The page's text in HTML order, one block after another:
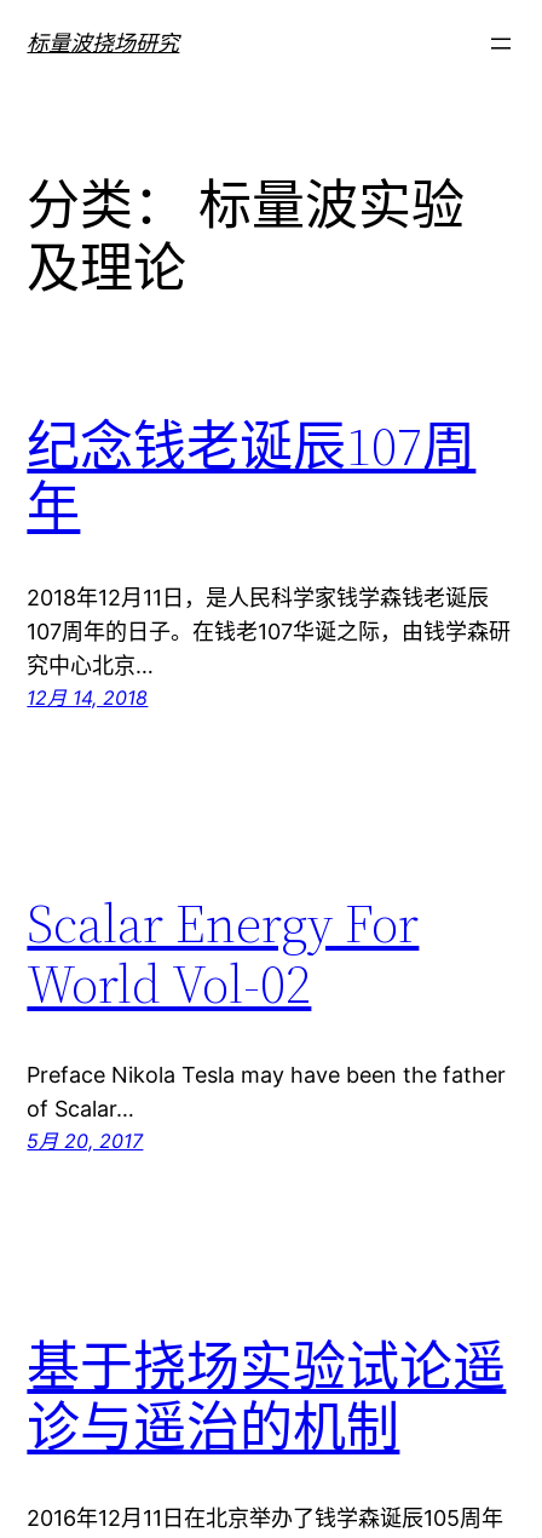
标量波挠场研究
分类： 标量波实验
及理论
纪念钱老诞辰107周
年
2018年12月11日，是人民科学家钱学森钱老诞辰
107周年的日子。在钱老107华诞之际，由钱学森研
究中心北京…
12月 14, 2018
Scalar Energy For
World Vol-02
Preface Nikola Tesla may have been the father
of Scalar…
5月 20, 2017
基于挠场实验试论遥
诊与遥治的机制
2016年12月11日在北京举办了钱学森诞辰105周年